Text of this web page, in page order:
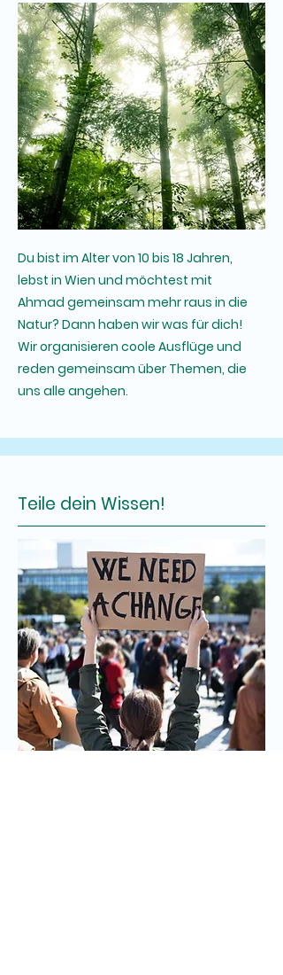
Du bist im Alter von 10 bis 18 Jahren,
lebst in Wien und möchtest mit
Ahmad gemeinsam mehr raus in die
Natur? Dann haben wir was für dich!
Wir organisieren coole Ausflüge und
reden gemeinsam über Themen, die
uns alle angehen.
Teile dein Wissen!